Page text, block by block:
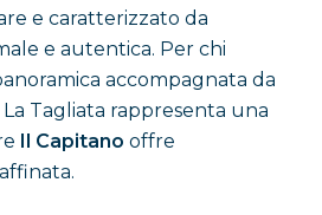
e caratterizzato da
e autentica. Per chi
accompagnata da
Tagliata rappresenta una
Il Capitano offre